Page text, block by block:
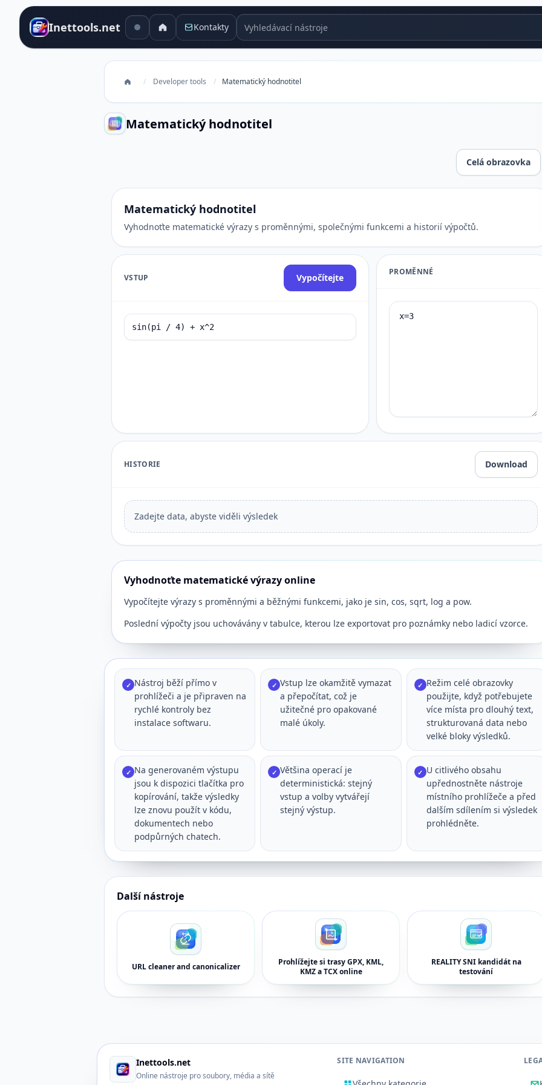
Inettools.net Kontakty Vyhledávací nástroje
/ Developer tools / Matematický hodnotitel
Matematický hodnotitel
Celá obrazovka
Matematický hodnotitel
Vyhodnoťte matematické výrazy s proměnnými, společnými funkcemi a historií výpočtů.
VSTUP Vypočítejte
PROMĚNNÉ
HISTORIE Download
Zadejte data, abyste viděli výsledek
Vyhodnoťte matematické výrazy online
Vypočítejte výrazy s proměnnými a běžnými funkcemi, jako je sin, cos, sqrt, log a pow.
Poslední výpočty jsou uchovávány v tabulce, kterou lze exportovat pro poznámky nebo ladicí vzorce.
✓ Nástroj běží přímo v
prohlížeči a je připraven na
rychlé kontroly bez
instalace softwaru.
✓ Vstup lze okamžitě vymazat
a přepočítat, což je
užitečné pro opakované
malé úkoly.
✓ Režim celé obrazovky
použijte, když potřebujete
více místa pro dlouhý text,
strukturovaná data nebo
velké bloky výsledků.
✓ Na generovaném výstupu
jsou k dispozici tlačítka pro
kopírování, takže výsledky
lze znovu použít v kódu,
dokumentech nebo
podpůrných chatech.
✓ Většina operací je
deterministická: stejný
vstup a volby vytvářejí
stejný výstup.
✓ U citlivého obsahu
upřednostněte nástroje
místního prohlížeče a před
dalším sdílením si výsledek
prohlédněte.
Další nástroje
URL cleaner and canonicalizer
Prohlížejte si trasy GPX, KML,
KMZ a TCX online
REALITY SNI kandidát na
testování
Inettools.net
Online nástroje pro soubory, média a sítě
SITE NAVIGATION